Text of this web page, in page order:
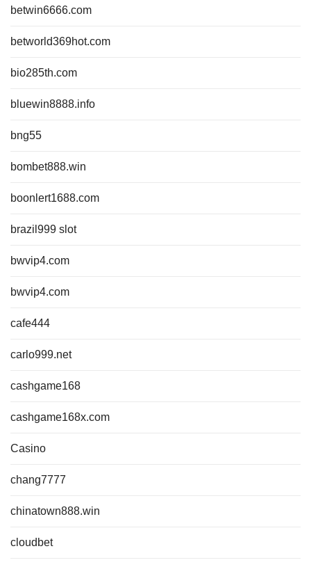
betwin6666.com
betworld369hot.com
bio285th.com
bluewin8888.info
bng55
bombet888.win
boonlert1688.com
brazil999 slot
bwvip4.com
bwvip4.com
cafe444
carlo999.net
cashgame168
cashgame168x.com
Casino
chang7777
chinatown888.win
cloudbet